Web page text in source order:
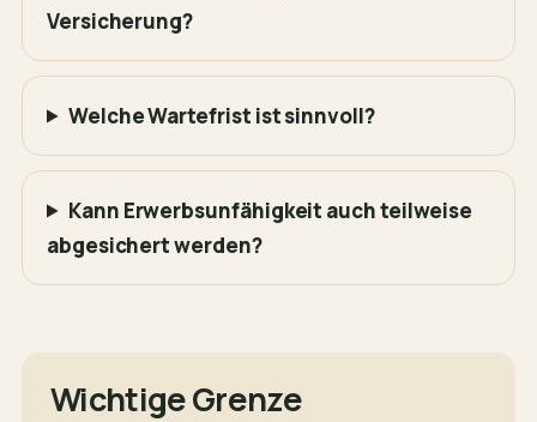
Versicherung?
Welche Wartefrist ist sinnvoll?
Kann Erwerbsunfähigkeit auch teilweise
abgesichert werden?
Wichtige Grenze